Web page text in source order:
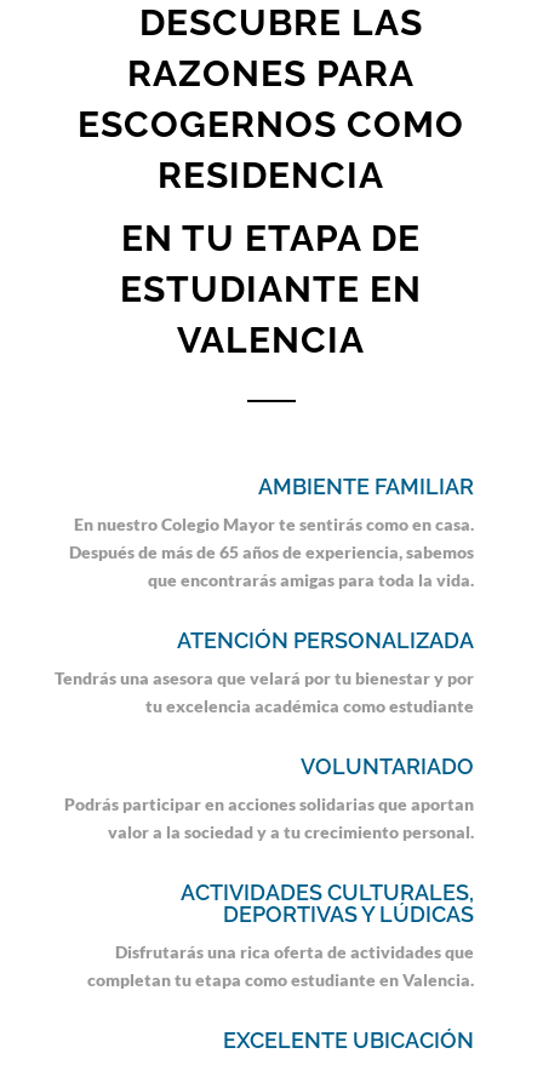
DESCUBRE LAS
RAZONES PARA
ESCOGERNOS COMO
RESIDENCIA
EN TU ETAPA DE
ESTUDIANTE EN
VALENCIA
AMBIENTE FAMILIAR
En nuestro Colegio Mayor te sentirás como en casa.
Después de más de 65 años de experiencia, sabemos
que encontrarás amigas para toda la vida.
ATENCIÓN PERSONALIZADA
Tendrás una asesora que velará por tu bienestar y por
tu excelencia académica como estudiante
VOLUNTARIADO
Podrás participar en acciones solidarias que aportan
valor a la sociedad y a tu crecimiento personal.
ACTIVIDADES CULTURALES,
DEPORTIVAS Y LÚDICAS
Disfrutarás una rica oferta de actividades que
completan tu etapa como estudiante en Valencia.
EXCELENTE UBICACIÓN